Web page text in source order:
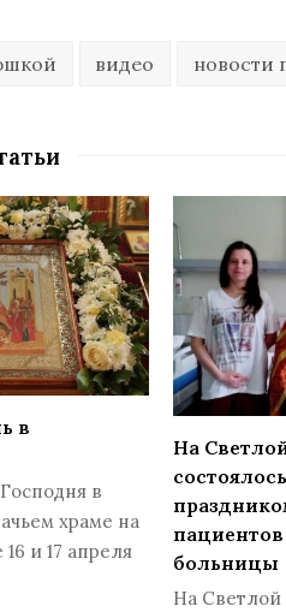
видео новости
в
в
храме на
и 17 апреля
На
больницы
На Светлой